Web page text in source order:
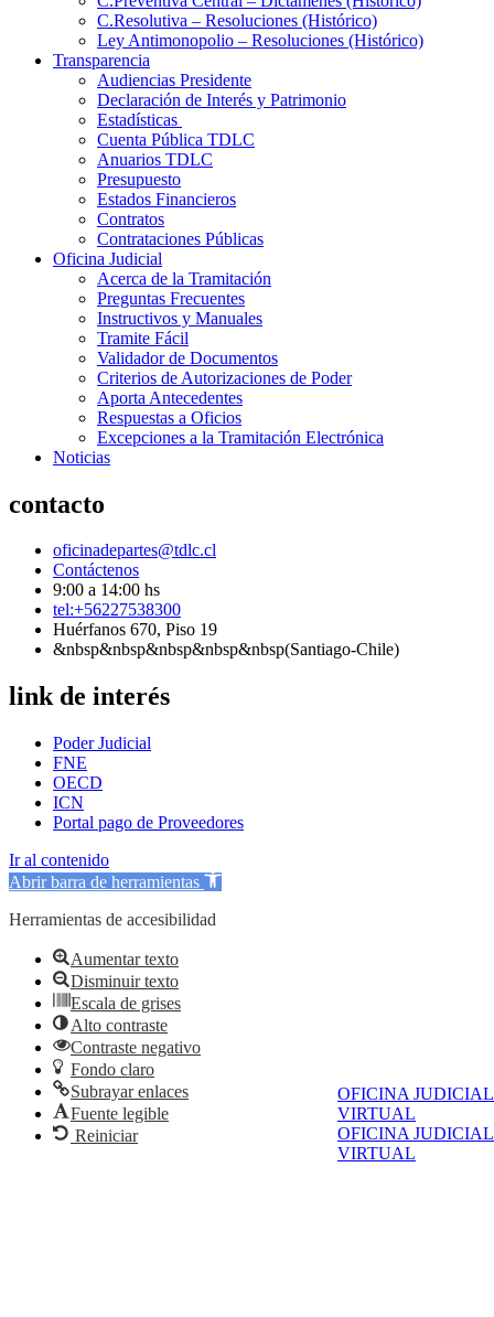
OFICINA JUDICIAL
VIRTUAL
OFICINA JUDICIAL
VIRTUAL
C.Resolutiva – Resoluciones (Histórico)
Ley Antimonopolio – Resoluciones (Histórico)
Transparencia
Audiencias Presidente
Declaración de Interés y Patrimonio
Estadísticas
Cuenta Pública TDLC
Anuarios TDLC
Presupuesto
Estados Financieros
Contratos
Contrataciones Públicas
Oficina Judicial
Acerca de la Tramitación
Preguntas Frecuentes
Instructivos y Manuales
Tramite Fácil
Validador de Documentos
Criterios de Autorizaciones de Poder
Aporta Antecedentes
Respuestas a Oficios
Excepciones a la Tramitación Electrónica
Noticias
contacto
oficinadepartes@tdlc.cl
Contáctenos
9:00 a 14:00 hs
tel:+56227538300
Huérfanos 670, Piso 19
&nbsp&nbsp&nbsp&nbsp&nbsp(Santiago-Chile)
link de interés
Poder Judicial
FNE
OECD
ICN
Portal pago de Proveedores
Ir al contenido
Abrir barra de herramientas
Herramientas de accesibilidad
Aumentar texto
Disminuir texto
Escala de grises
Alto contraste
Contraste negativo
Fondo claro
Subrayar enlaces
Fuente legible
Reiniciar